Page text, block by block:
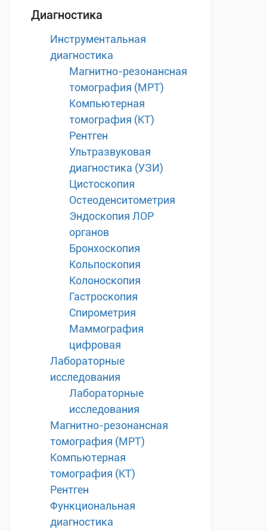
Диагностика
Инструментальная
диагностика
Магнитно-резонансная
томография (МРТ)
Компьютерная
томография (КТ)
Рентген
Ультразвуковая
диагностика (УЗИ)
Цистоскопия
Остеоденситометрия
Эндоскопия ЛОР
органов
Бронхоскопия
Кольпоскопия
Колоноскопия
Гастроскопия
Спирометрия
Маммография
цифровая
Лабораторные
исследования
Лабораторные
исследования
Магнитно-резонансная
томография (МРТ)
Компьютерная
томография (КТ)
Рентген
Функциональная
диагностика